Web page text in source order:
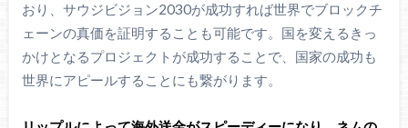
おり、サウジビジョン2030が成功すれば世界でブロックチ
ェーンの真価を証明することも可能です。国を変えるきっ
かけとなるプロジェクトが成功することで、国家の成功も
世界にアピールすることにも繋がります。